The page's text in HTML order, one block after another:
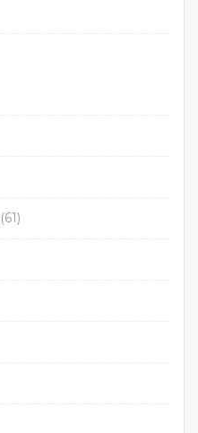
(61)